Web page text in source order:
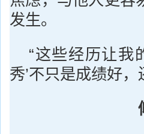
发生。
“这些经历让我
秀’不只是成绩好